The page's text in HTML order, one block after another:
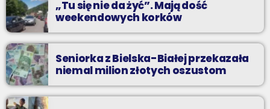
„Tu się nie da żyć”. Mają dość
weekendowych korków
Seniorka z Bielska-Białej przekazała
niemal milion złotych oszustom